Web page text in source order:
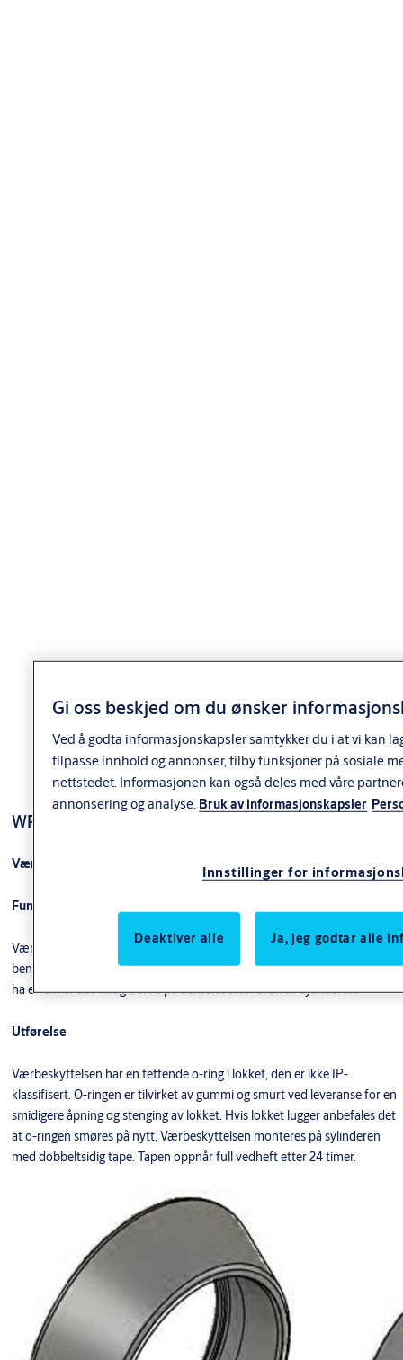
VÆRBESKY.MODUL/EVO 9300466AX0118
Forpakning:
Enk.pk.
Høyde skilt:
18MM
Overflate:
FKRM
SK5968KM/18
MSM
Forpakning:
Enk.pk.
Overflate:
MSM
VÆRBESKY.MODUL/EVO
FKR
9300466AX0418
Enk.pk.
Høyde skilt:
18MM
Overflate:
WP Værbeskyttelse for oval sylinder
Værbeskyttelse for oval sylinder
Funksjon
Værbeskyttelsen passer til ASSA ABLOYs ovale sylindere. Den kan
benyttes på både nye og eksisterende sylindere. For at beskyttelsen skal
ha effekt er det viktig å skru på dekselet etter bruk av sylinderen.
Utførelse
Værbeskyttelsen har en tettende o-ring i lokket, den er ikke IP-
klassifisert. O-ringen er tilvirket av gummi og smurt ved leveranse for en
smidigere åpning og stenging av lokket. Hvis lokket lugger anbefales det
at o-ringen smøres på nytt. Værbeskyttelsen monteres på sylinderen
med dobbeltsidig tape. Tapen oppnår full vedheft etter 24 timer.
Gi oss beskjed om du ønsker
Ved å godta informasjonskapsler samtykker du i at vi kan
tilpasse innhold og annonser, tilby funksjoner på sosiale
nettstedet. Informasjonen kan også deles med våre
annonsering og analyse. Bruk av informasjonskapsler
Innstillinger for
Deaktiver alle Ja, jeg godtar alle